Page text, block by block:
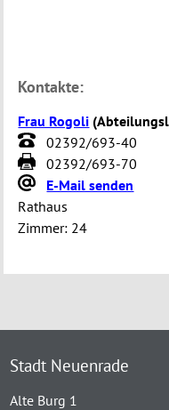
Kontakte:
Frau Rogoli (
02392/693-40
02392/693-70
E-Mail senden
Rathaus
Zimmer: 24
Stadt Neuenrade
Alte Burg 1